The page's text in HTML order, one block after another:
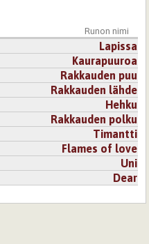
Runon nimi
Lapissa
Kaurapuuroa
Rakkauden puu
Rakkauden lähde
Hehku
Rakkauden polku
Timantti
Flames of love
Uni
Dear